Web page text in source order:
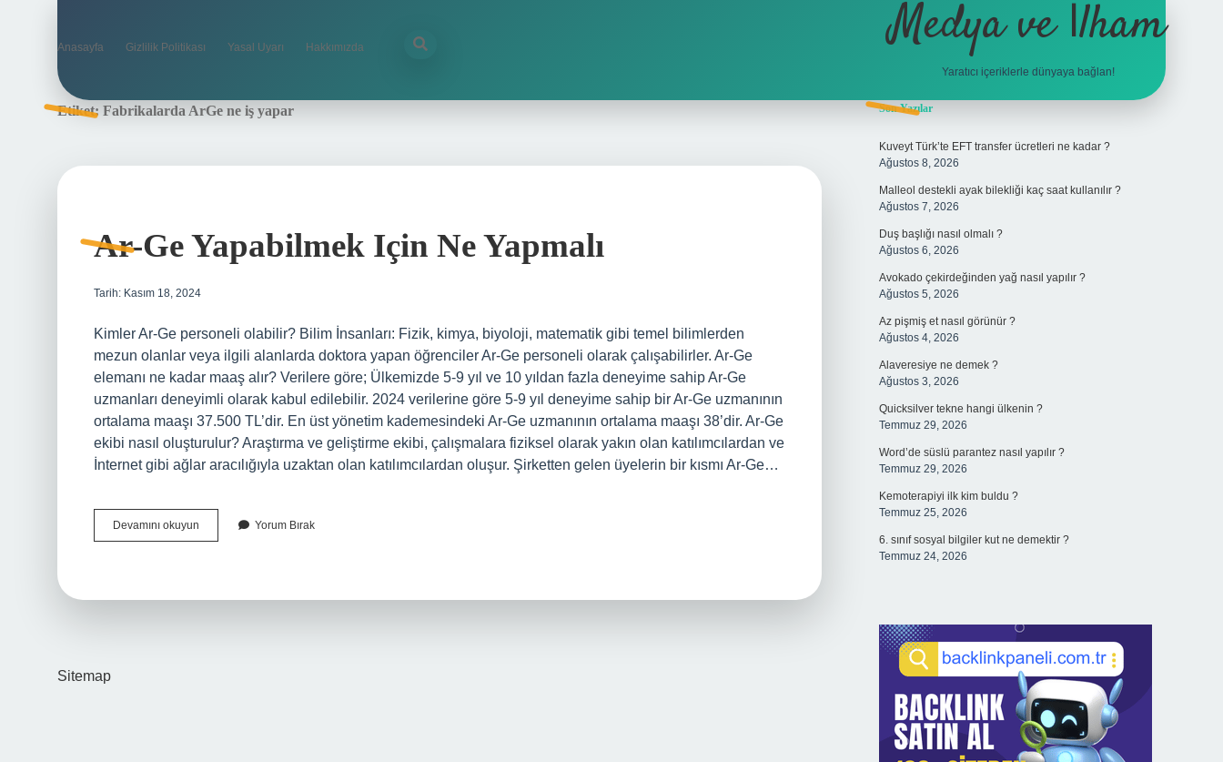
Anasayfa Gizlilik Politikası Yasal Uyarı Hakkımızda Medya ve İlham
Yaratıcı içeriklerle dünyaya bağlan!
Etiket: Fabrikalarda ArGe ne iş yapar
Ar-Ge Yapabilmek Için Ne Yapmalı
Tarih: Kasım 18, 2024
Kimler Ar-Ge personeli olabilir? Bilim İnsanları: Fizik, kimya, biyoloji, matematik gibi temel bilimlerden
mezun olanlar veya ilgili alanlarda doktora yapan öğrenciler Ar-Ge personeli olarak çalışabilirler. Ar-Ge
elemanı ne kadar maaş alır? Verilere göre; Ülkemizde 5-9 yıl ve 10 yıldan fazla deneyime sahip Ar-Ge
uzmanları deneyimli olarak kabul edilebilir. 2024 verilerine göre 5-9 yıl deneyime sahip bir Ar-Ge uzmanının
ortalama maaşı 37.500 TL’dir. En üst yönetim kademesindeki Ar-Ge uzmanının ortalama maaşı 38’dir. Ar-Ge
ekibi nasıl oluşturulur? Araştırma ve geliştirme ekibi, çalışmalara fiziksel olarak yakın olan katılımcılardan ve
İnternet gibi ağlar aracılığıyla uzaktan olan katılımcılardan oluşur. Şirketten gelen üyelerin bir kısmı Ar-Ge…
Devamını okuyun
Ge
Yorum Bırak
Sitemap
Sidebar
Son Yazılar
Kuveyt Türk’te EFT transfer ücretleri ne kadar ?
Ağustos 8, 2026
Malleol destekli ayak bilekliği kaç saat kullanılır ?
Ağustos 7, 2026
Duş başlığı nasıl olmalı ?
Ağustos 6, 2026
Avokado çekirdeğinden yağ nasıl yapılır ?
Ağustos 5, 2026
Az pişmiş et nasıl görünür ?
Ağustos 4, 2026
Alaveresiye ne demek ?
Ağustos 3, 2026
Quicksilver tekne hangi ülkenin ?
Temmuz 29, 2026
Word’de süslü parantez nasıl yapılır ?
Temmuz 29, 2026
Kemoterapiyi ilk kim buldu ?
Temmuz 25, 2026
6. sınıf sosyal bilgiler kut ne demektir ?
Temmuz 24, 2026